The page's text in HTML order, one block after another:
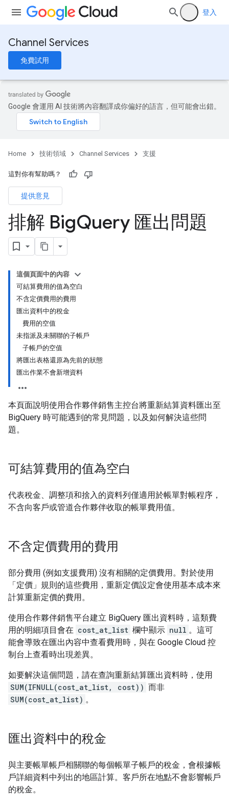
登入
Channel Services
免費試用
Google 會運用 AI 技術將內容翻譯成你偏好的語言，但可能會出錯。
Home 技術領域 Channel Services 支援
這對你有幫助嗎？
提供意見
排解 BigQuery 匯出問題
這個頁面中的內容
可結算費用的值為空白
不含定價費用的費用
匯出資料中的稅金
費用的空值
未指派及未關聯的子帳戶
子帳戶的空值
將匯出表格還原為先前的狀態
匯出作業不會新增資料
本頁面說明使用合作夥伴銷售主控台將重新結算資料匯出至
BigQuery 時可能遇到的常見問題，以及如何解決這些問
題。
可結算費用的值為空白
代表稅金、調整項和捨入的資料列僅適用於帳單對帳程序，
不含向客戶或管道合作夥伴收取的帳單費用值。
不含定價費用的費用
部分費用 (例如支援費用) 沒有相關的定價費用。對於使用
「定價」 規則的這些費用，重新定價設定會使用基本成本來
計算重新定價的費用。
使用合作夥伴銷售平台建立 BigQuery 匯出資料時，這類費
用的明細項目會在 cost_at_list 欄中顯示 null 。這可
能會導致在匯出內容中查看費用時，與在 Google Cloud 控
制台上查看時出現差異。
如要解決這個問題，請在查詢重新結算匯出資料時，使用
SUM(IFNULL(cost_at_list, cost)) 而非
SUM(cost_at_list) 。
匯出資料中的稅金
與主要帳單帳戶相關聯的每個帳單子帳戶的稅金，會根據帳
戶詳細資料中列出的地區計算。客戶所在地點不會影響帳戶
的稅金。